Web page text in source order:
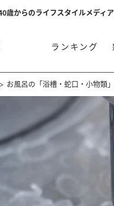
歳からのライフスタイルメディア
ランキング
お風呂の「浴槽・蛇口・小物類